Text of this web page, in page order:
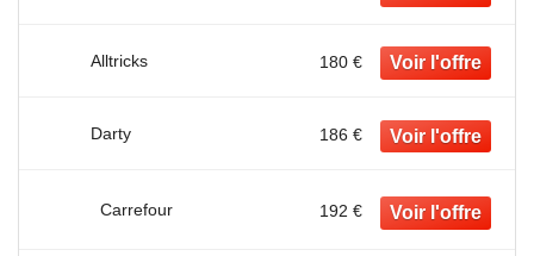
Alltricks 180 €
Darty 186 €
Carrefour 192 €